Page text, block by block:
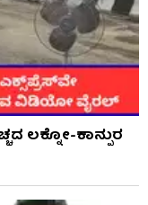
ಲಕ್ನೋ-ಕಾನ್ಪುರ